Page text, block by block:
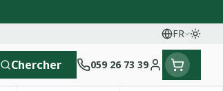
FR
Langues
Chercher 059 26 73 39
Menu client